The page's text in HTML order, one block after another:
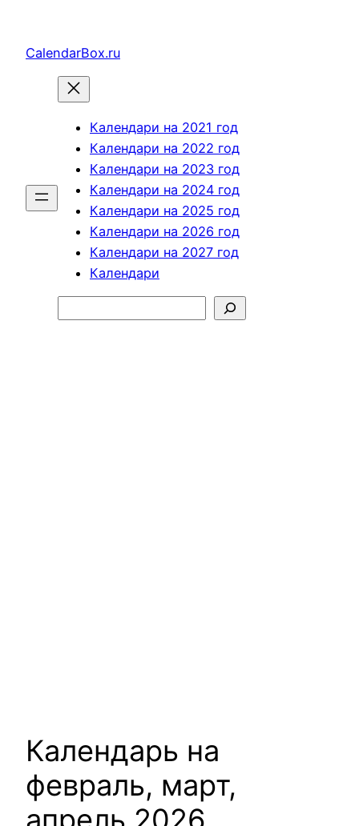
содержимому
CalendarBox.ru
Календари на 2021 год
Календари на 2022 год
Календари на 2023 год
Календари на 2024 год
Календари на 2025 год
Календари на 2026 год
Календари на 2027 год
Календари
Календарь на
февраль, март,